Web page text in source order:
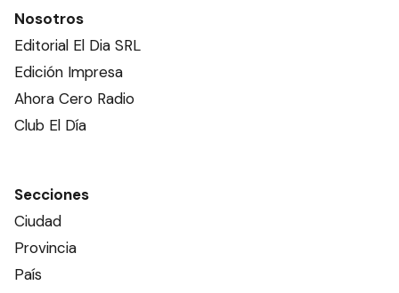
Nosotros
Editorial El Dia SRL
Edición Impresa
Ahora Cero Radio
Club El Día
Secciones
Ciudad
Provincia
País